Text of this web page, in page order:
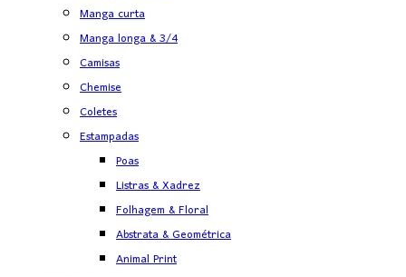
Manga curta
Manga longa & 3/4
Camisas
Chemise
Coletes
Estampadas
Poas
Listras & Xadrez
Folhagem & Floral
Abstrata & Geométrica
Animal Print